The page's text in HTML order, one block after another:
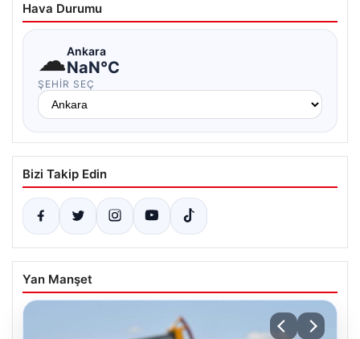
Hava Durumu
☁Ankara
NaN°C
ŞEHIR SEÇ
Bizi Takip Edin
Yan Manşet